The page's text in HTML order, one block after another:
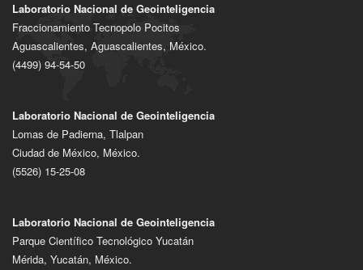
Laboratorio Nacional de Geointeligencia
Fraccionamiento Tecnopolo Pocitos
Aguascalientes, Aguascalientes, México.
(4499) 94-54-50
Laboratorio Nacional de Geointeligencia
Lomas de Padierna, Tlalpan
Ciudad de México, México.
(5526) 15-25-08
Laboratorio Nacional de Geointeligencia
Parque Científico Tecnológico Yucatán
Mérida, Yucatán, México.